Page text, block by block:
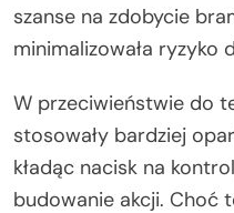
szanse na zdobycie
minimalizowała ryzyko
W przeciwieństwie do
stosowały bardziej
kładąc nacisk na
budowanie akcji. Choć